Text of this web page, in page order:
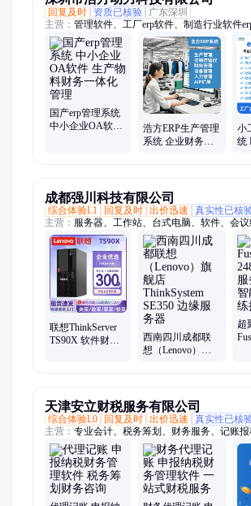
回复及时
资质已核验
广东深圳
主营： 管理软件、工厂erp软件、制造行业软件
理系统、海外仓系统
国产erp管理系统
中小企业OA软件
浩方ERP生产管理
系统 企业财务软
小
统
成都强川科技有限公司
综合体验L1
回复及时 出价迅速 真实性已核
主营： 服务器、工作站、台式电脑、软件、会
联想ThinkServer
TS90X 软件财务
西南四川成都联
想（Lenovo）旗
超
天津安立财税服务有限公司
综合体验L0
回复及时 出价迅速 真实性已核
主营： 专业会计、税务筹划、财务服务、记账
人事托管、全流程服务、代办营业执照、税务
户办理、人事档案代理、注册注销服务、法人变
更、地址变更、经营范围变更、公司名称变更、
司、资质代办、代理记账公司、财税咨询公司、